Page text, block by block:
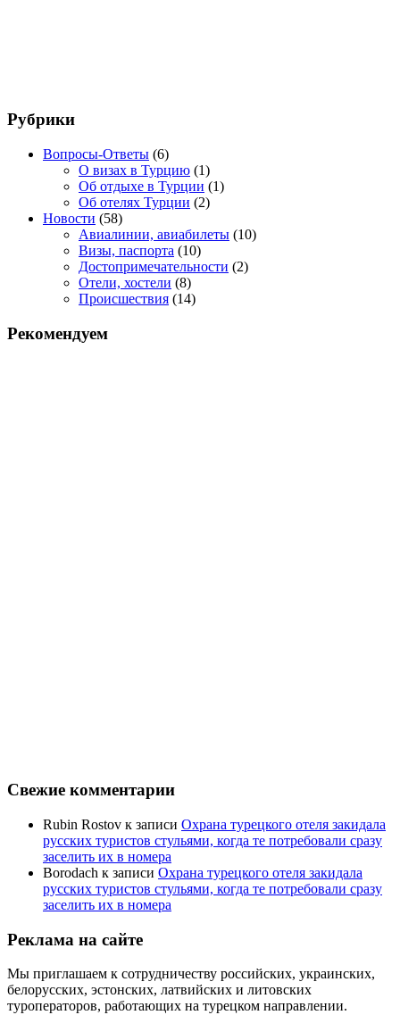
Рубрики
Вопросы-Ответы (6)
О визах в Турцию (1)
Об отдыхе в Турции (1)
Об отелях Турции (2)
Новости (58)
Авиалинии, авиабилеты (10)
Визы, паспорта (10)
Достопримечательности (2)
Отели, хостели (8)
Происшествия (14)
Рекомендуем
Свежие комментарии
Rubin Rostov к записи Охрана турецкого отеля закидала
русских туристов стульями, когда те потребовали сразу
заселить их в номера
Borodach к записи Охрана турецкого отеля закидала
русских туристов стульями, когда те потребовали сразу
заселить их в номера
Реклама на сайте
Мы приглашаем к сотрудничеству российских, украинских,
белорусских, эстонских, латвийских и литовских
туроператоров, работающих на турецком направлении.